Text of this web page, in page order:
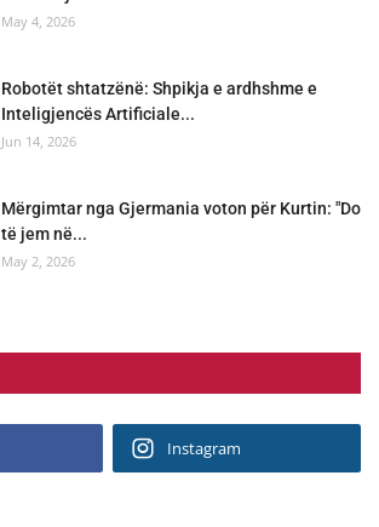
May 4, 2026
Robotët shtatzënë: Shpikja e ardhshme e
Inteligjencës Artificiale...
Jun 14, 2026
Mërgimtar nga Gjermania voton për Kurtin: "Do
të jem në...
May 2, 2026
Instagram